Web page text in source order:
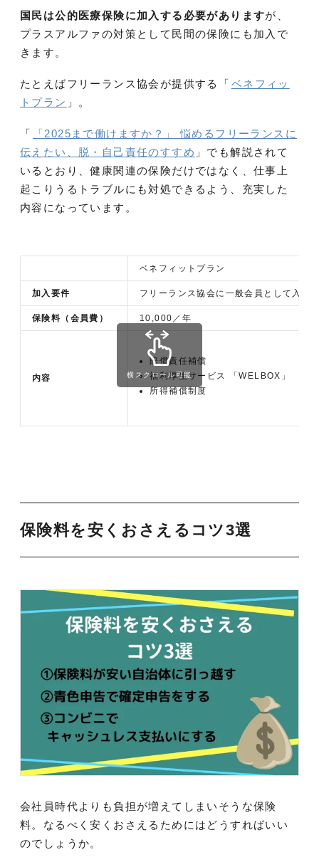
国民は公的医療保険に加入する必要がありますが、
プラスアルファの対策として民間の保険にも加入で
きます。
たとえばフリーランス協会が提供する「 ベネフィッ
トプラン 」。
「
「2025まで働けますか？」 悩めるフリーランスに
伝えたい、脱・自己責任のすすめ 」でも解説されて
いるとおり、健康関連の保険だけではなく、仕事上
起こりうるトラブルにも対処できるよう、充実した
内容になっています。
ベネフィットプラン
加入要件 フリーランス協会に一般会員として入会
保険料（会員費） 10,000／年
内容
賠償責任補償
福利厚生サービス 「WELBOX」
所得補償制度
横スクロール可能
保険料を安くおさえるコツ3選
会社員時代よりも負担が増えてしまいそうな保険
料。なるべく安くおさえるためにはどうすればいい
のでしょうか。